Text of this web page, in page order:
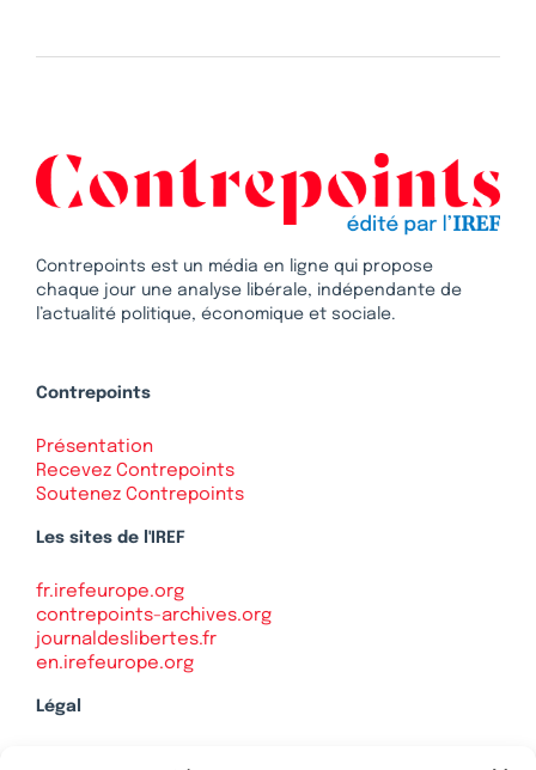
Contrepoints est un média en ligne qui propose
chaque jour une analyse libérale, indépendante de
l’actualité politique, économique et sociale.
Contrepoints
Présentation
Recevez Contrepoints
Soutenez Contrepoints
Les sites de l'IREF
fr.irefeurope.org
contrepoints-archives.org
journaldeslibertes.fr
en.irefeurope.org
Légal